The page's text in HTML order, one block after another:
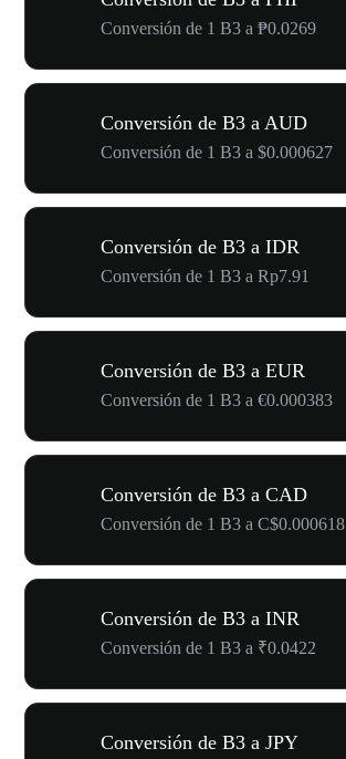
Conversión de 1 B3 a ₱0.0269
Conversión de B3 a AUD
Conversión de 1 B3 a $0.000627
Conversión de B3 a IDR
Conversión de 1 B3 a Rp7.91
Conversión de B3 a EUR
Conversión de 1 B3 a €0.000383
Conversión de B3 a CAD
Conversión de 1 B3 a C$0.000618
Conversión de B3 a INR
Conversión de 1 B3 a ₹0.0422
Conversión de B3 a JPY